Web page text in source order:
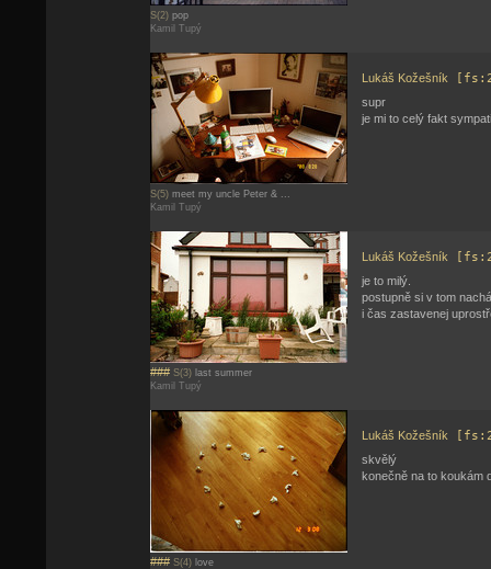
S(2) pop
Kamil Tupý
S(5) meet my uncle Peter & ...
Kamil Tupý
Lukáš Kožešník
supr
je mi to celý fakt
### S(3) last summer
Kamil Tupý
Lukáš Kožešník
je to milý.
postupně si v tom
i čas zastavenej
### S(4) love
Lukáš Kožešník
skvělý
konečně na to koukám